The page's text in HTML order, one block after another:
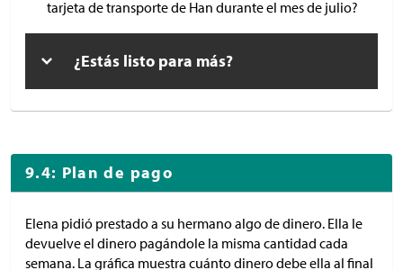
tarjeta de transporte de Han durante el mes de julio?
¿Estás listo para más?
9.4: Plan de pago
Elena pidió prestado a su hermano algo de dinero. Ella le
devuelve el dinero pagándole la misma cantidad cada
semana. La gráfica muestra cuánto dinero debe ella al final